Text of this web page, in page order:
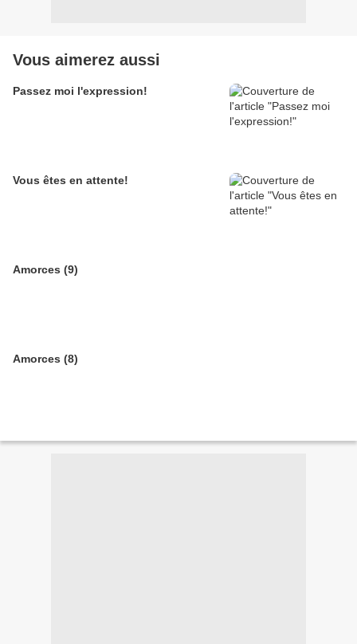
Vous aimerez aussi
Passez moi l'expression!
Vous êtes en attente!
Amorces (9)
Amorces (8)